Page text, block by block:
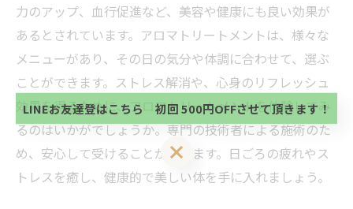
力のアップ、血行促進など、美容や健康にも良い効果が
あるとされています。アロマトリートメントは、様々な
メニューがあり、その日の気分や体調に合わせて、選ぶ
ことができます。ストレス解消や、心身のリフレッシュ
効果を得るために、アロマトリートメントを体験してみ
るのはいかがでしょうか。専門の技術者による施術のた
め、安心して受けることができます。日ごろの疲れやス
トレスを癒し、健康的で美しい体を手に入れましょう。
当サロンの公式LINE@にお友達登録頂いたお客様は
初回 500円OFFさせて頂きます。 既に 追加済の
方、不必要な方 お手数ですが、✖印でお閉じ下さ
い。
LINEお友達登はこちら 初回 500円OFFさせて頂きます！
当サロンの公式LINE@にお友達登録頂いたお客様は
初回 500円OFFさせて頂きます。 既に 追加済の
方、不必要な方 お手数ですが、✖印でお閉じ下さ
い。
LINEお友達登はこちら 初回 500円OFFさせて頂きます！